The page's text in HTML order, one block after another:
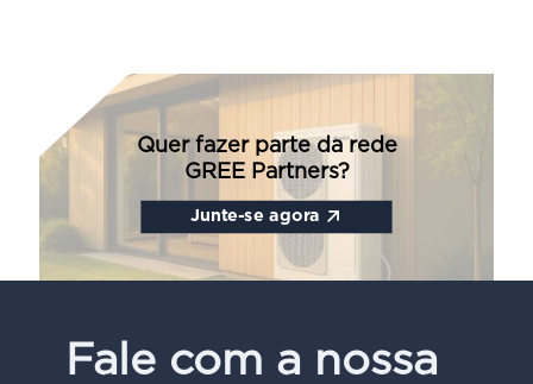
Junte-se agora
Quer fazer parte da rede
GREE Partners?
Fale com a nossa